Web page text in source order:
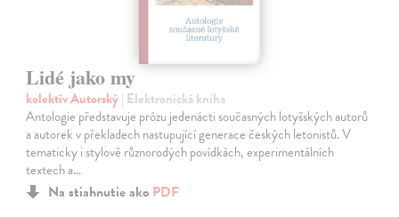
Lidé jako my
kolektív Autorský| Elektronická kniha
Antologie představuje prózu jedenácti současných lotyšských autorů
a autorek v překladech nastupující generace českých letonistů. V
tematicky i stylově různorodých povídkách, experimentálních
textech a…
Na stiahnutie ako PDF